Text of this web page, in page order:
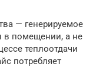
— генерируемое
в помещении, а не
теплоотдачи
потребляет